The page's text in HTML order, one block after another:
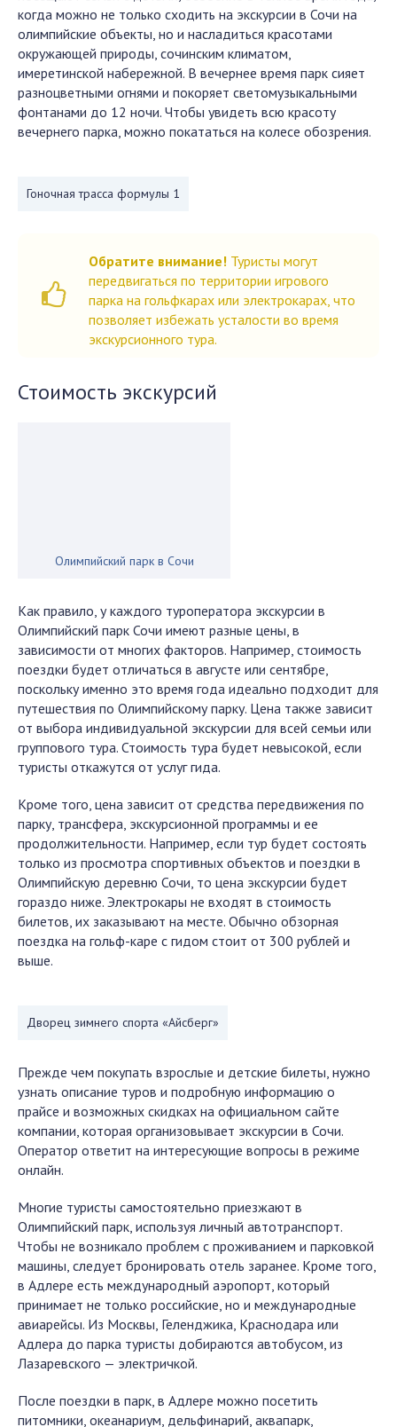
когда можно не только сходить на экскурсии в Сочи на
олимпийские объекты, но и насладиться красотами
окружающей природы, сочинским климатом,
имеретинской набережной. В вечернее время парк сияет
разноцветными огнями и покоряет светомузыкальными
фонтанами до 12 ночи. Чтобы увидеть всю красоту
вечернего парка, можно покататься на колесе обозрения.
Гоночная трасса формулы 1
Обратите внимание! Туристы могут
передвигаться по территории игрового
парка на гольфкарах или электрокарах, что
позволяет избежать усталости во время
экскурсионного тура.
Стоимость экскурсий
Олимпийский парк в Сочи
Как правило, у каждого туроператора экскурсии в
Олимпийский парк Сочи имеют разные цены, в
зависимости от многих факторов. Например, стоимость
поездки будет отличаться в августе или сентябре,
поскольку именно это время года идеально подходит для
путешествия по Олимпийскому парку. Цена также зависит
от выбора индивидуальной экскурсии для всей семьи или
группового тура. Стоимость тура будет невысокой, если
туристы откажутся от услуг гида.
Кроме того, цена зависит от средства передвижения по
парку, трансфера, экскурсионной программы и ее
продолжительности. Например, если тур будет состоять
только из просмотра спортивных объектов и поездки в
Олимпийскую деревню Сочи, то цена экскурсии будет
гораздо ниже. Электрокары не входят в стоимость
билетов, их заказывают на месте. Обычно обзорная
поездка на гольф-каре с гидом стоит от 300 рублей и
выше.
Дворец зимнего спорта «Айсберг»
Прежде чем покупать взрослые и детские билеты, нужно
узнать описание туров и подробную информацию о
прайсе и возможных скидках на официальном сайте
компании, которая организовывает экскурсии в Сочи.
Оператор ответит на интересующие вопросы в режиме
онлайн.
Многие туристы самостоятельно приезжают в
Олимпийский парк, используя личный автотранспорт.
Чтобы не возникало проблем с проживанием и парковкой
машины, следует бронировать отель заранее. Кроме того,
в Адлере есть международный аэропорт, который
принимает не только российские, но и международные
авиарейсы. Из Москвы, Геленджика, Краснодара или
Адлера до парка туристы добираются автобусом, из
Лазаревского — электричкой.
После поездки в парк, в Адлере можно посетить
питомники, океанариум, дельфинарий, аквапарк,